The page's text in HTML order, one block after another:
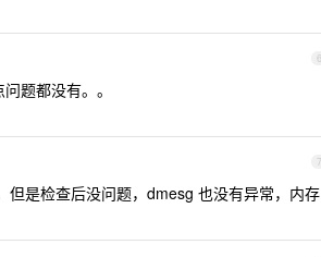
6
题都没有。。
7
是检查后没问题，dmesg 也没有异常，内存